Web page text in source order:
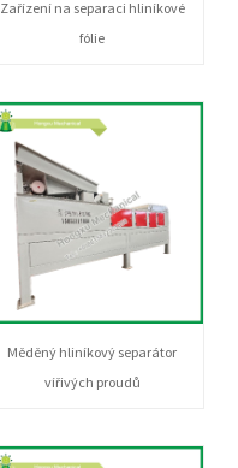
Zařízení na separaci hliníkové
fólie
Měděný hliníkový separátor
vířivých proudů